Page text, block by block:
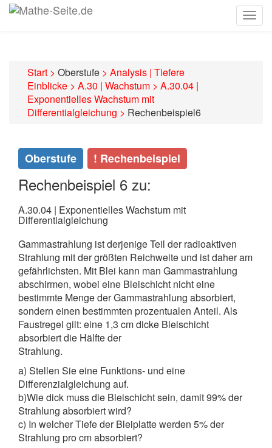
Start > Oberstufe > Analysis | Tiefere
Einblicke > A.30 | Wachstum > A.30.04 |
Exponentielles Wachstum mit
Differentialgleichung > Rechenbeispiel6
Oberstufe ! Rechenbeispiel
Rechenbeispiel 6 zu:
A.30.04 | Exponentielles Wachstum mit
Differentialgleichung
Gammastrahlung ist derjenige Teil der radioaktiven
Strahlung mit der größten Reichweite und ist daher am
gefährlichsten. Mit Blei kann man Gammastrahlung
abschirmen, wobei eine Bleischicht nicht eine
bestimmte Menge der Gammastrahlung absorbiert,
sondern einen bestimmten prozentualen Anteil. Als
Faustregel gilt: eine 1,3 cm dicke Bleischicht
absorbiert die Hälfte der
Strahlung.
a) Stellen Sie eine Funktions- und eine
Differenzialgleichung auf.
b)Wie dick muss die Bleischicht sein, damit 99% der
Strahlung absorbiert wird?
c) In welcher Tiefe der Bleiplatte werden 5% der
Strahlung pro cm absorbiert?